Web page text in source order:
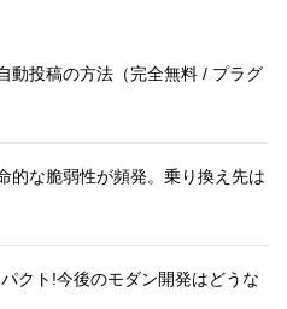
動投稿の方法（完全無料 / プラグ
的な脆弱性が頻発。乗り換え先は
クト!今後のモダン開発はどうな